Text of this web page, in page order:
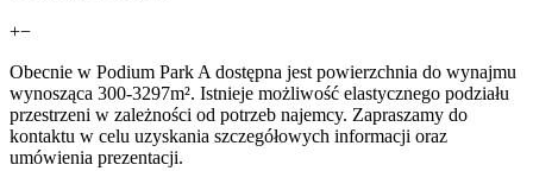
+−
Obecnie w Podium Park A dostępna jest powierzchnia do wynajmu
wynosząca 300-3297m². Istnieje możliwość elastycznego podziału
przestrzeni w zależności od potrzeb najemcy. Zapraszamy do
kontaktu w celu uzyskania szczegółowych informacji oraz
umówienia prezentacji.